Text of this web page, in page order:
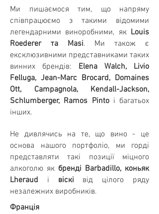
Ми пишаємося тим, що напряму
співпрацюємо з такими відомими
легендарними виноробними, як Louis
Roederer та Masi. Ми також є
ексклюзивними представниками таких
винних брендів: Elena Walch, Livio
Felluga, Jean-Marc Brocard, Domaines
Ott, Campagnola, Kendall-Jackson,
Schlumberger, Ramos Pintoі багатьох
інших.
Не дивлячись на те, що вино - це
основа нашого портфоліо, ми горді
представляти такі позиції міцного
алкоголю як бренді Barbadillo, коньяк
Lheraud і віскі від цілого ряду
незалежних виробників.
Франція